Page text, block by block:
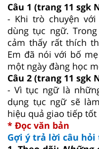
Câu 1 (trang 11 sgk
- Khi trò chuyện
dùng tục ngữ.
cảm thấy rất thích
Em đã nói với bố
một ngày đàng học
Câu 2 (trang 11 sgk
- Vì tục ngữ là
dụng tục ngữ sẽ
hiệu quả giao tiếp tốt
* Đọc văn bản
Gợi ý trả lời câu hỏi